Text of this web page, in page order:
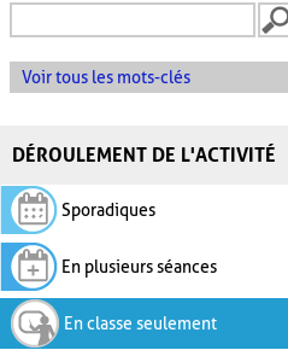
Voir tous les mots-clés
DÉROULEMENT DE L'ACTIVITÉ
Sporadiques
En plusieurs séances
En classe seulement